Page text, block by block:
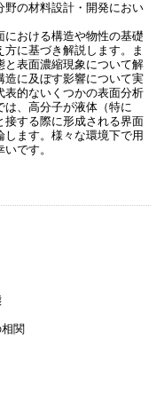
の材料設計・開発におい
おける構造や物性の基礎
に基づき解説します。ま
と表面濃縮現象について解
造に及ぼす影響について実
表的ないくつかの表面分析
は、高分子が液体（特に
接する際に形成される界面
ます。様々な環境下で用
です。
関